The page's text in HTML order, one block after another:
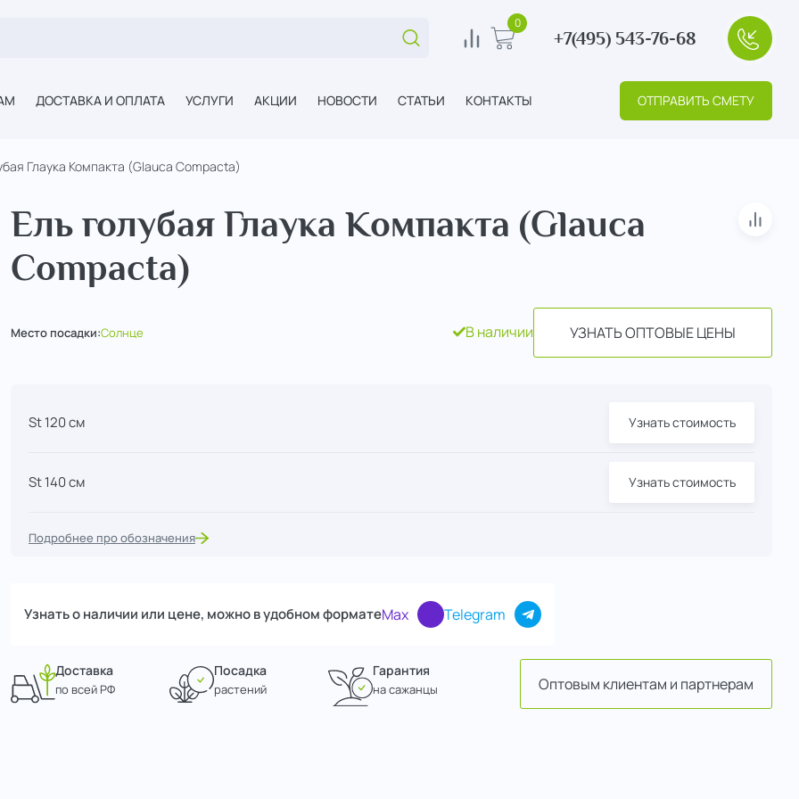
Поиск... 0 В корзину
0
+7(495) 543-76-68
ДОСТАВКА И ОПЛАТА УСЛУГИ АКЦИИ НОВОСТИ СТАТЬИ КОНТАКТЫ ОТПРАВИТЬ СМЕТУ
Глаука Компакта (Glauca Compacta)
Ель голубая Глаука Компакта (Glauca
Compacta)
В
Место посадки:Солнце В наличии УЗНАТЬ ОПТОВЫЕ ЦЕНЫ
St 120 см Узнать стоимость
St 140 см Узнать стоимость
Подробнее про обозначения
Узнать о наличии или цене, можно в удобном форматеMax Telegram
Доставка
по всей РФ
Посадка
растений
Гарантия
на сажанцы Оптовым клиентам и партнерам